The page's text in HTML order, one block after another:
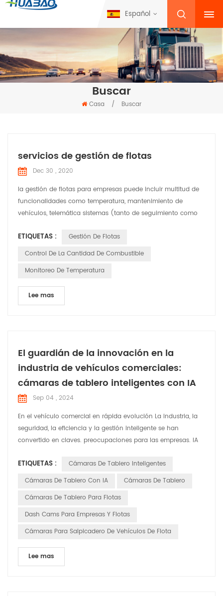
Español
Buscar
Casa / Buscar
servicios de gestión de flotas
Dec 30 , 2020
la gestión de flotas para empresas puede incluir multitud de
funcionalidades como temperatura, mantenimiento de
vehículos, telemática sistemas (tanto de seguimiento como
de combustible y gestión de la seguridad y salud de los
vehículos. controladores. Este tipo de servicios de gestión de
ETIQUETAS :
Gestión De Flotas
Control De La Cantidad De Combustible
Monitoreo De Temperatura
Lee mas
El guardián de la innovación en la
industria de vehículos comerciales:
cámaras de tablero inteligentes con IA
Sep 04 , 2024
En el vehículo comercial en rápida evolución La industria, la
seguridad, la eficiencia y la gestión inteligente se han
convertido en claves. preocupaciones para las empresas. IA
indispensables asistentes en vehículos comerciales,
brindando soluciones integrales para flotas operaciones. Las
ETIQUETAS :
Cámaras De Tablero Inteligentes
Cámaras De Tablero Con IA
Cámaras De Tablero
Cámaras De Tablero Para Flotas
Dash Cams Para Empresas Y Flotas
Cámaras Para Salpicadero De Vehículos De Flota
Lee mas